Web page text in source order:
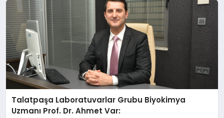
Talatpaşa Laboratuvarlar Grubu Biyokimya
Uzmanı Prof. Dr. Ahmet Var: